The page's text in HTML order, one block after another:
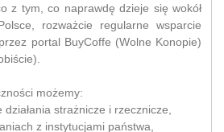
z tym, co naprawdę dzieje się wokół
rozważcie regularne wsparcie
portal BuyCoffe (Wolne Konopie)
możemy:
strażnicze i rzecznicze,
z instytucjami państwa,